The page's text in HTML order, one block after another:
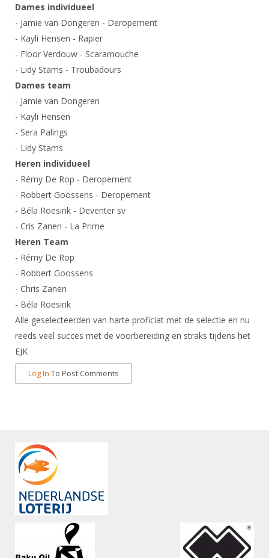
Dames individueel
- Jamie van Dongeren - Deropement
- Kayli Hensen - Rapier
- Floor Verdouw - Scaramouche
- Lidy Stams - Troubadours
Dames team
- Jamie van Dongeren
- Kayli Hensen
- Sera Palings
- Lidy Stams
Heren individueel
- Rémy De Rop - Deropement
- Robbert Goossens - Deropement
- Béla Roesink - Deventer sv
- Cris Zanen - La Prime
Heren Team
- Rémy De Rop
- Robbert Goossens
- Chris Zanen
- Béla Roesink
Alle geselecteerden van harte proficiat met de selectie en nu
reeds veel succes met de voorbereiding en straks tijdens het
EJK
Log In To Post Comments